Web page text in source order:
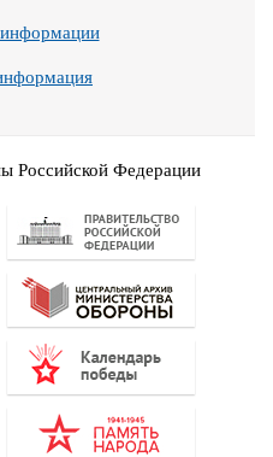
Российской Федерации